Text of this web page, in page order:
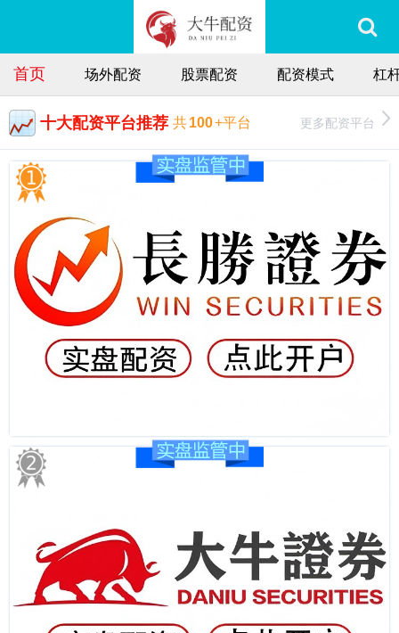
首页 场外配资 股票配资 配资模式 杠
十大配资平台推荐 共100+平台 更多配资平台